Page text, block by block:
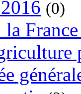
(0)